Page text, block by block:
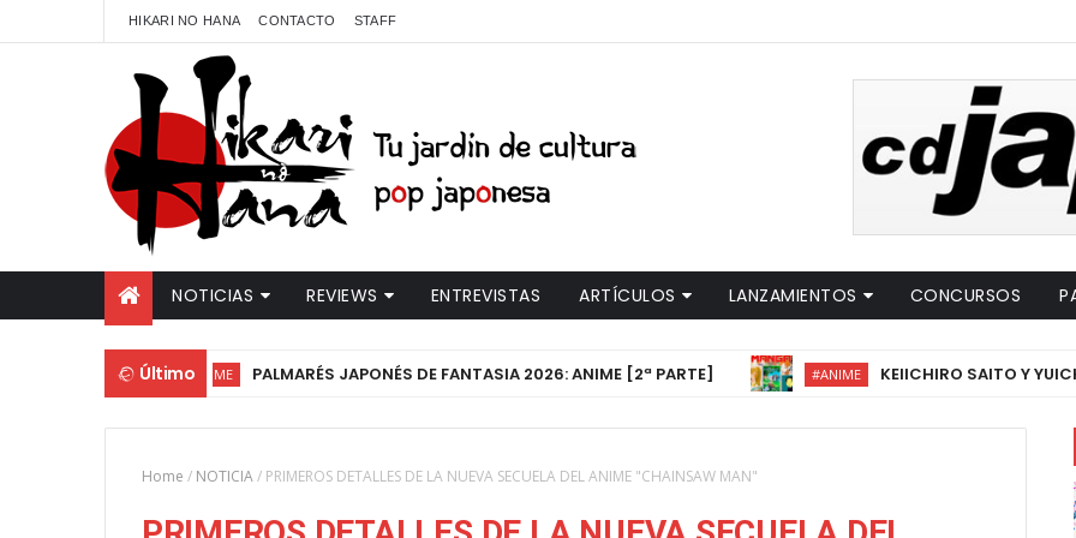
HIKARI NO HANA CONTACTO STAFF
NOTICIAS REVIEWS ENTREVISTAS ARTÍCULOS LANZAMIENTOS CONCURSOS
Último
#ANIME PALMARÉS JAPONÉS DE FANTASIA 2026: ANIME [2ª PARTE] #ANIME KEIICHIRO SAITO Y YUICHIRO
Home / NOTICIA/ PRIMEROS DETALLES DE LA NUEVA SECUELA DEL ANIME "CHAINSAW MAN"